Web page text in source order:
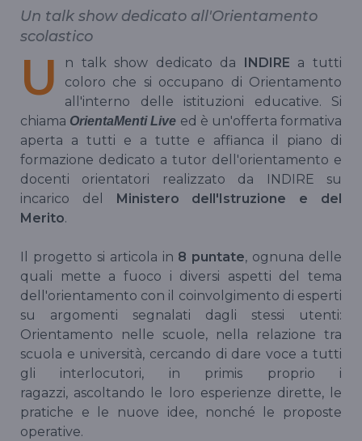
Un talk show dedicato all'Orientamento
scolastico
U n talk show dedicato da INDIRE a tutti
coloro che si occupano di Orientamento
all'interno delle istituzioni educative. Si
chiama OrientaMenti Live ed è un'offerta formativa
aperta a tutti e a tutte e affianca il piano di
formazione dedicato a tutor dell'orientamento e
docenti orientatori realizzato da INDIRE su
incarico del Ministero dell'Istruzione e del
Merito.
Il progetto si articola in 8 puntate, ognuna delle
quali mette a fuoco i diversi aspetti del tema
dell'orientamento con il coinvolgimento di esperti
su argomenti segnalati dagli stessi utenti:
Orientamento nelle scuole, nella relazione tra
scuola e università, cercando di dare voce a tutti
gli interlocutori, in primis proprio i
ragazzi, ascoltando le loro esperienze dirette, le
pratiche e le nuove idee, nonché le proposte
operative.